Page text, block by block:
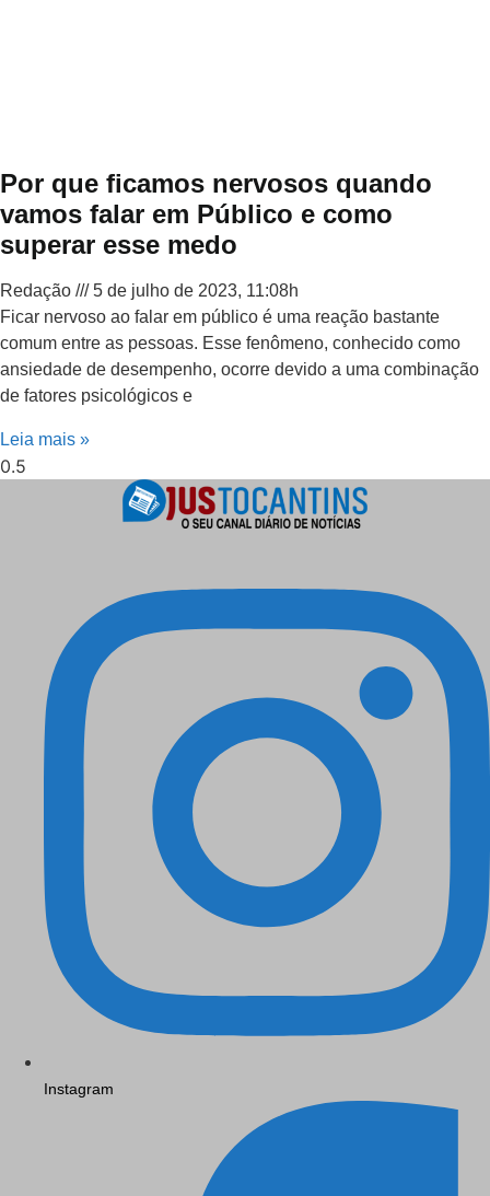
Por que ficamos nervosos quando
vamos falar em Público e como
superar esse medo
Redação
5 de julho de 2023, 11:08h
Ficar nervoso ao falar em público é uma reação bastante
comum entre as pessoas. Esse fenômeno, conhecido como
ansiedade de desempenho, ocorre devido a uma combinação
de fatores psicológicos e
Leia mais »
Instagram